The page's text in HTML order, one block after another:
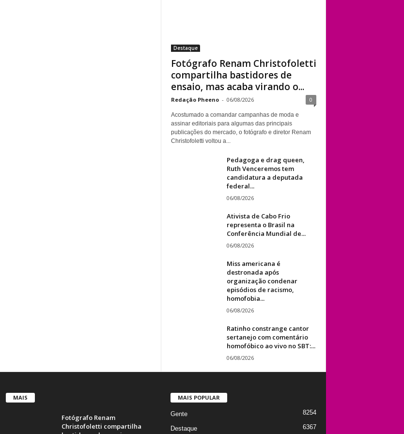
Destaque
Fotógrafo Renam Christofoletti
compartilha bastidores de
ensaio, mas acaba virando o...
Redação Pheeno - 06/08/2026 0
Acostumado a comandar campanhas de moda e
assinar editoriais para algumas das principais
publicações do mercado, o fotógrafo e diretor Renam
Christofoletti voltou a...
Pedagoga e drag queen,
Ruth Venceremos tem
candidatura a deputada
federal...
06/08/2026
Ativista de Cabo Frio
representa o Brasil na
Conferência Mundial de...
06/08/2026
Miss americana é
destronada após
organização condenar
episódios de racismo,
homofobia...
06/08/2026
Ratinho constrange cantor
sertanejo com comentário
homofóbico ao vivo no SBT:...
06/08/2026
MAIS
Fotógrafo Renam
Christofoletti compartilha
MAIS POPULAR
Gente 8254
Destaque 6367